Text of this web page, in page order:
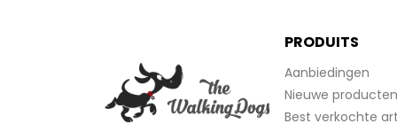
PRODUITS
Aanbiedingen
Nieuwe producten
Best verkochte